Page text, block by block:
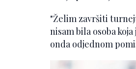
"Želim završiti
nisam bila osoba
onda odjednom